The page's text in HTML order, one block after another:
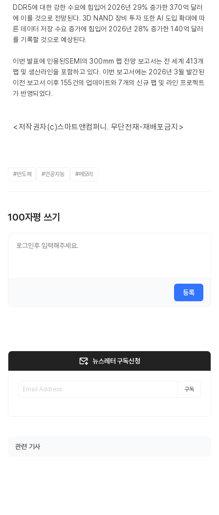
DDR5에 대한 강한 수요에 힘입어 2026년 29% 증가한 370억 달러
에 이를 것으로 전망된다. 3D NAND 장비 투자 또한 AI 도입 확대에 따
른 데이터 저장 수요 증가에 힘입어 2026년 28% 증가한 140억 달러
를 기록할 것으로 예상된다.
이번 발표에 인용된SEMI의 300mm 팹 전망 보고서는 전 세계 413개
팹 및 생산라인을 포함하고 있다. 이번 보고서에는 2026년 3월 발간된
이전 보고서 이후 155건의 업데이트와 7개의 신규 팹 및 라인 프로젝트
가 반영되었다.
<저작권자(c)스마트앤컴퍼니. 무단전재-재배포금지>
#반도체 #인공지능 #메모리
100자평 쓰기
등록
뉴스레터 구독신청
구독
관련 기사